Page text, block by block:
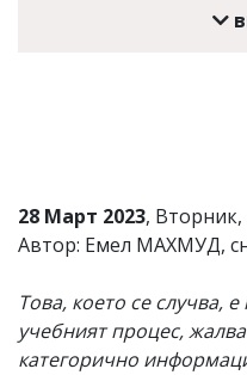
28 Март 2023, Вторник,
Автор: Емел МАХМУД,
Това, което се случва,
учебният процес,
категорично